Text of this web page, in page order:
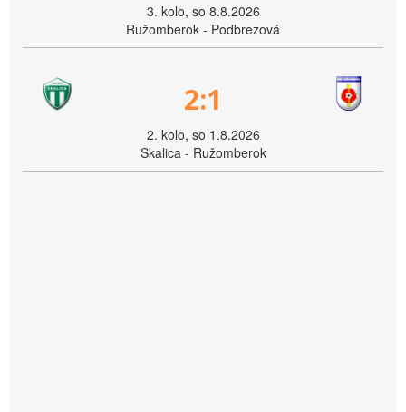
3. kolo, so 8.8.2026
Ružomberok - Podbrezová
2:1
2. kolo, so 1.8.2026
Skalica - Ružomberok